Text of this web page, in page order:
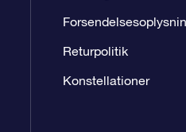
Returpolitik
Konstellationer